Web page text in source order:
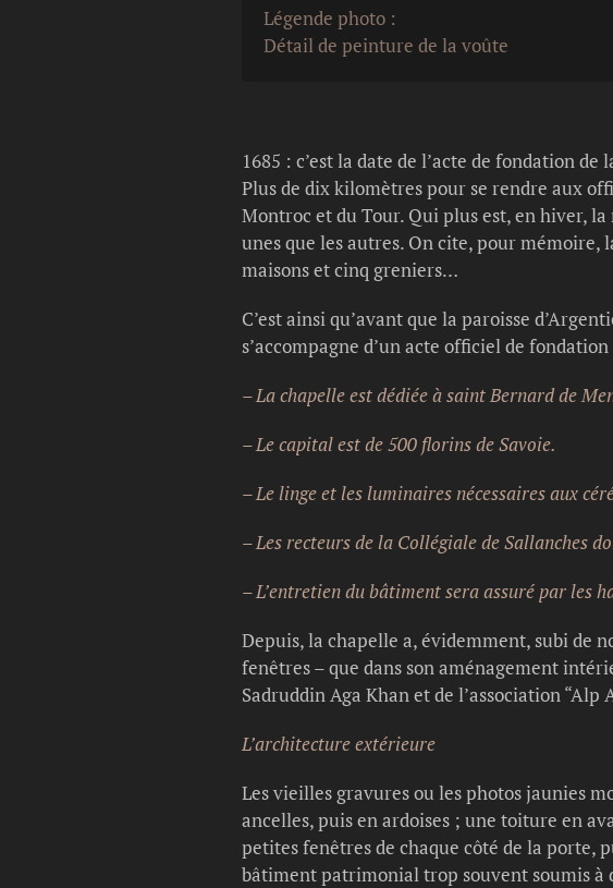
Légende photo :
Détail de peinture de la voûte
1685 : c’est la date de l’acte de fondation
Plus de dix kilomètres pour se rendre aux
Montroc et du Tour. Qui plus est, en hiver,
unes que les autres. On cite, pour
maisons et cinq greniers…
C’est ainsi qu’avant que la paroisse
s’accompagne d’un acte officiel de fondation
– La chapelle est dédiée à saint Bernard de
– Le capital est de 500 florins de Savoie.
– Le linge et les luminaires nécessaires aux
– Les recteurs de la Collégiale de Sallanches
– L’entretien du bâtiment sera assuré par les
Depuis, la chapelle a, évidemment, subi de
fenêtres – que dans son aménagement
Sadruddin Aga Khan et de l’association
L’architecture extérieure
Les vieilles gravures ou les photos jaunies
ancelles, puis en ardoises ; une toiture en
petites fenêtres de chaque côté de la porte,
bâtiment patrimonial trop souvent soumis à